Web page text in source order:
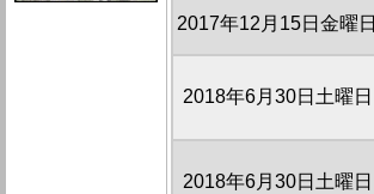
2017年12月15日金曜日
2018年6月30日土曜日
2018年6月30日土曜日